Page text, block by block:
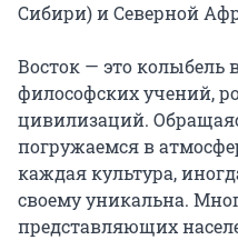
Сибири) и Северной
Восток — это колыбель
философских учений,
цивилизаций.
погружаемся в
каждая культура,
своему уникальна.
представляющих